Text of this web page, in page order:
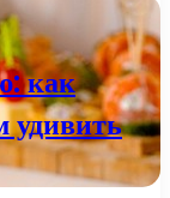
как
удивить